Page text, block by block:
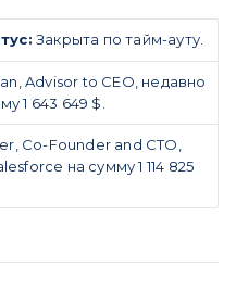
Закрыта по тайм-ауту.
Advisor to CEO, недавно
1 643 649 $.
Co-Founder and CTO,
на сумму 1 114 825